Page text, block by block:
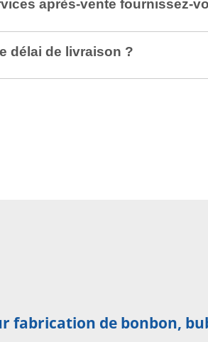
après-vente fournissez-
délai de livraison ?
fabrication de bonbon,